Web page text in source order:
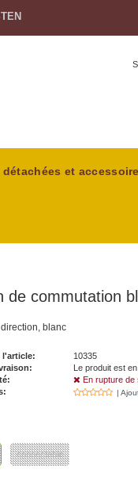
détachées et
de commutation
blanc
l'article:
10335
Le produit est
En rupture de
|
connectable